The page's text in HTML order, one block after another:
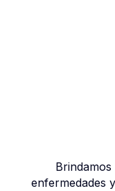
enfermedades